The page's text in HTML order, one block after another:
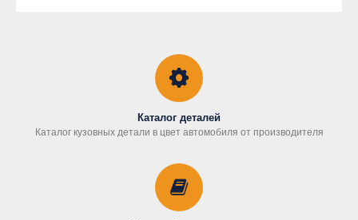
Каталог деталей
Каталог кузовных детали в цвет автомобиля от производителя